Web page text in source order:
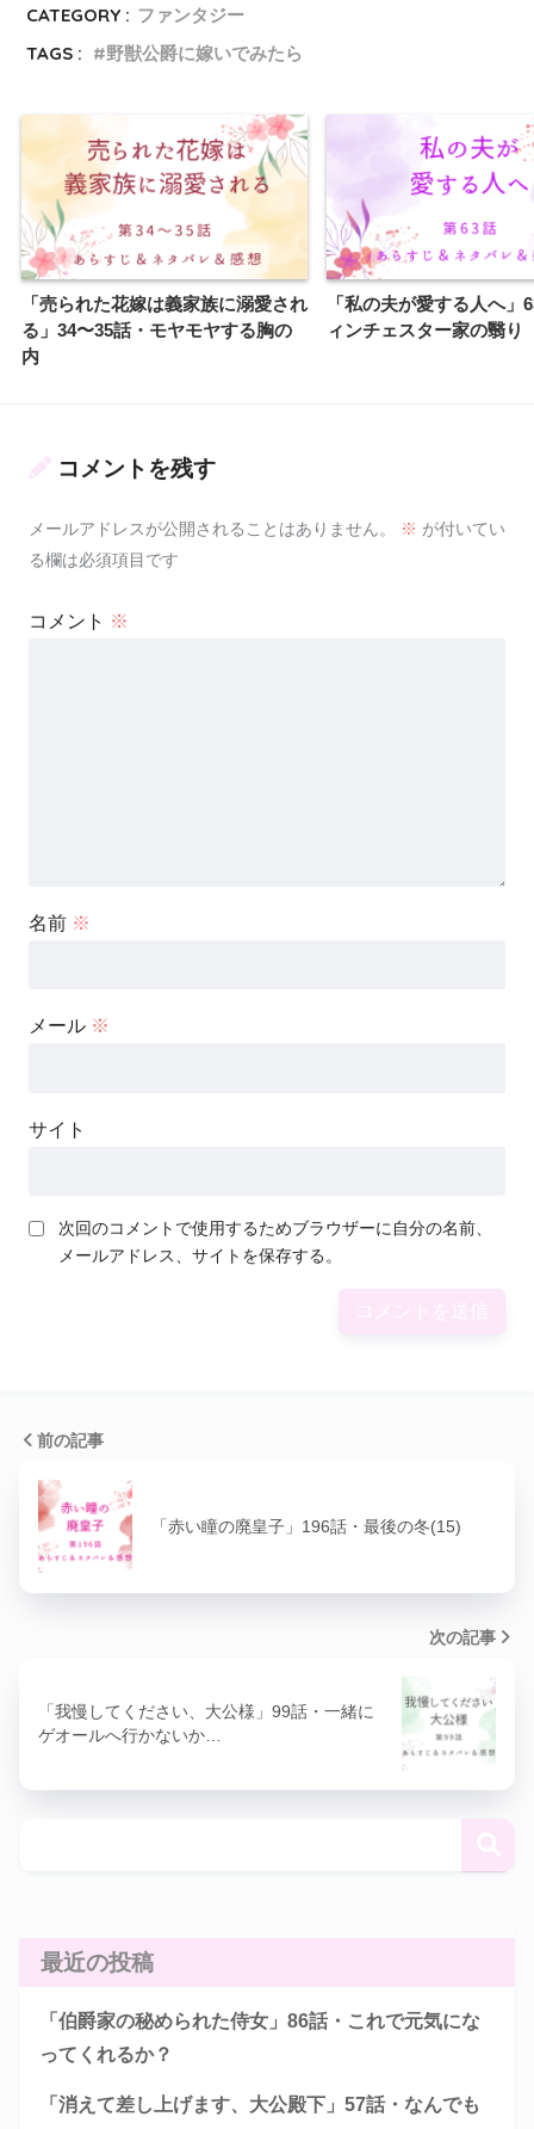
CATEGORY : ファンタジー
TAGS :
野獣公爵に嫁いでみたら
「売られた花嫁は義家族に溺愛され
る」34〜35話・モヤモヤする胸の
内
「私の夫が愛する人へ」
ィンチェスター家の翳り
コメントを残す
メールアドレスが公開されることはありません。 ※ が付いてい
る欄は必須項目です
コメント ※
名前 ※
メール ※
サイト
次回のコメントで使用するためブラウザーに自分の名前、
メールアドレス、サイトを保存する。
前の記事
「赤い瞳の廃皇子」196話・最後の冬(15)
次の記事
「我慢してください、大公様」99話・一緒に
ゲオールへ行かないか…
最近の投稿
「伯爵家の秘められた侍女」86話・これで元気にな
ってくれるか？
「消えて差し上げます、大公殿下」57話・なんでも